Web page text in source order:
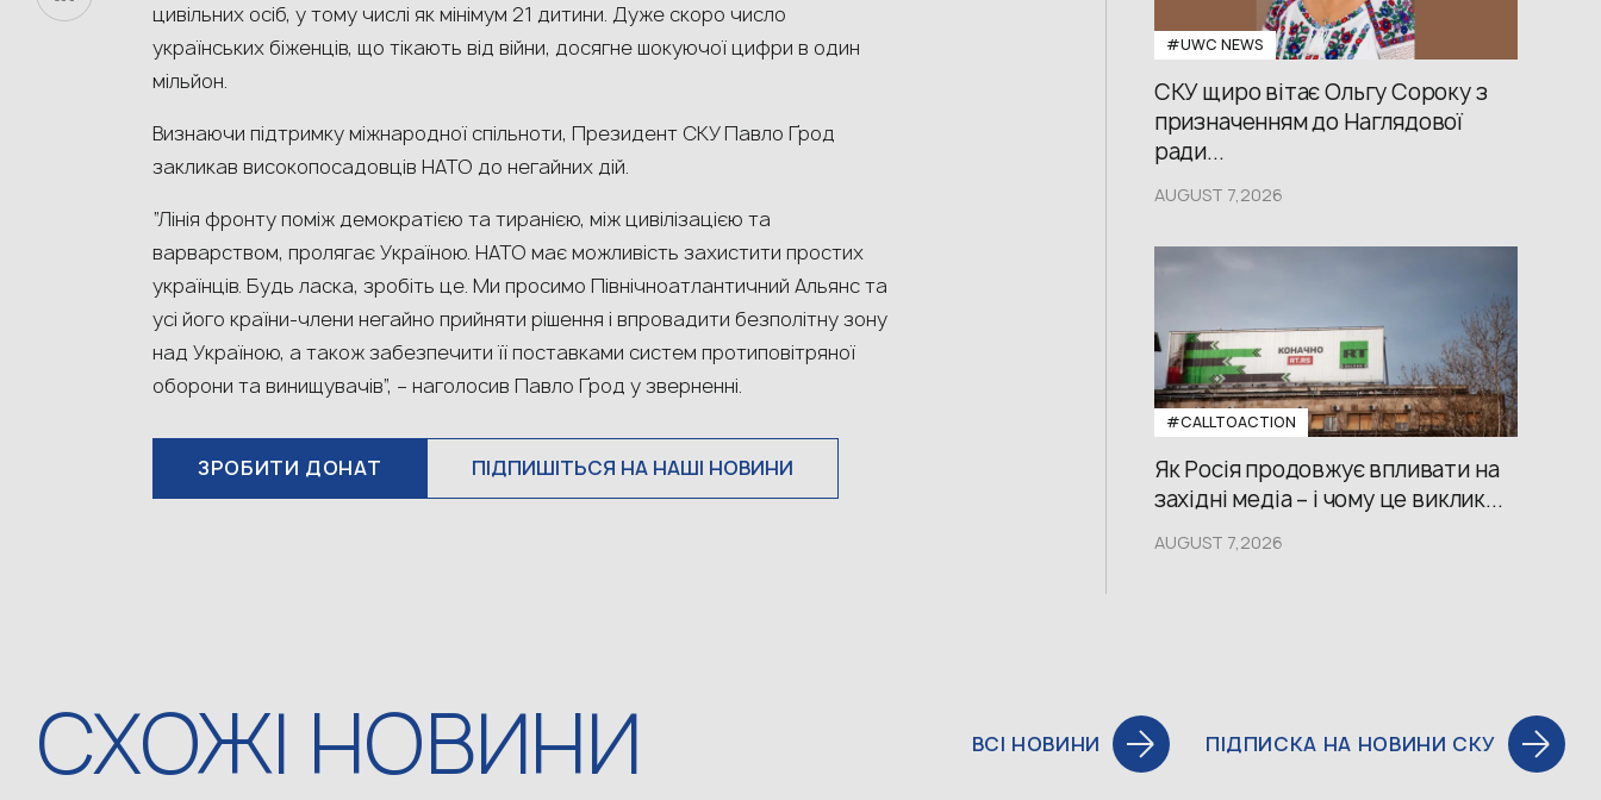
цивільних осіб, у тому числі як мінімум 21 дитини. Дуже скоро число
українських біженців, що тікають від війни, досягне шокуючої цифри в один
мільйон.
Визнаючи підтримку міжнародної спільноти, Президент СКУ Павло Ґрод
закликав високопосадовців НАТО до негайних дій.
“Лінія фронту поміж демократією та тиранією, між цивілізацією та
варварством, пролягає Україною. НАТО має можливість захистити простих
українців. Будь ласка, зробіть це. Ми просимо Північноатлантичний Альянс та
усі його країни-члени негайно прийняти рішення і впровадити безполітну зону
над Україною, а також забезпечити її поставками систем протиповітряної
оборони та винищувачів”, – наголосив Павло Ґрод у зверненні.
ЗРОБИТИ ДОНАТ ПІДПИШІТЬСЯ НА НАШІ НОВИНИ
#UWС NEWS
СКУ щиро вітає Ольгу Сороку з
призначенням до Наглядової
ради...
AUGUST 7,2026
#CALLTOACTION
Як Росія продовжує впливати на
західні медіа – і чому це виклик...
AUGUST 7,2026
СХОЖІ НОВИНИ ВСІ НОВИНИ ПІДПИСКА НА НОВИНИ СКУ